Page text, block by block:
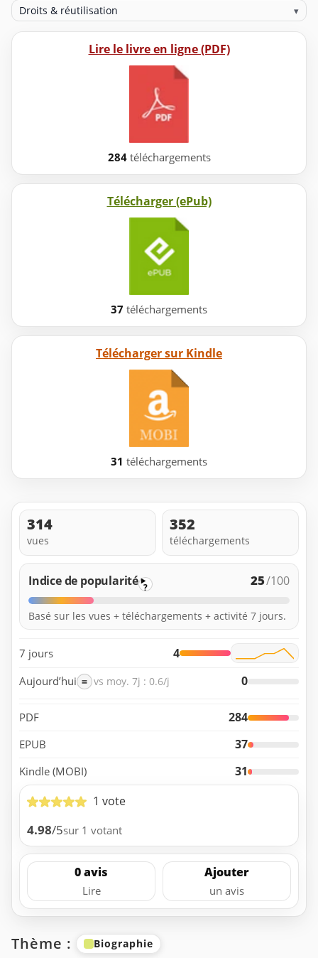
Droits & réutilisation ▾
Lire le livre en ligne (PDF)
284téléchargements
Télécharger (ePub)
37 téléchargements
Télécharger sur Kindle
31 téléchargements
314
vues
352
téléchargements
Indice de popularité ? 25/100
Basé sur les vues + téléchargements + activité 7 jours.
7 jours 4
Aujourd’hui = vs moy. 7j : 0.6/j 0
PDF 284
EPUB 37
Kindle (MOBI)
31
1 vote
4.98/5sur 1 votant
0 avis
Lire
Ajouter
un avis
Thème : Biographie